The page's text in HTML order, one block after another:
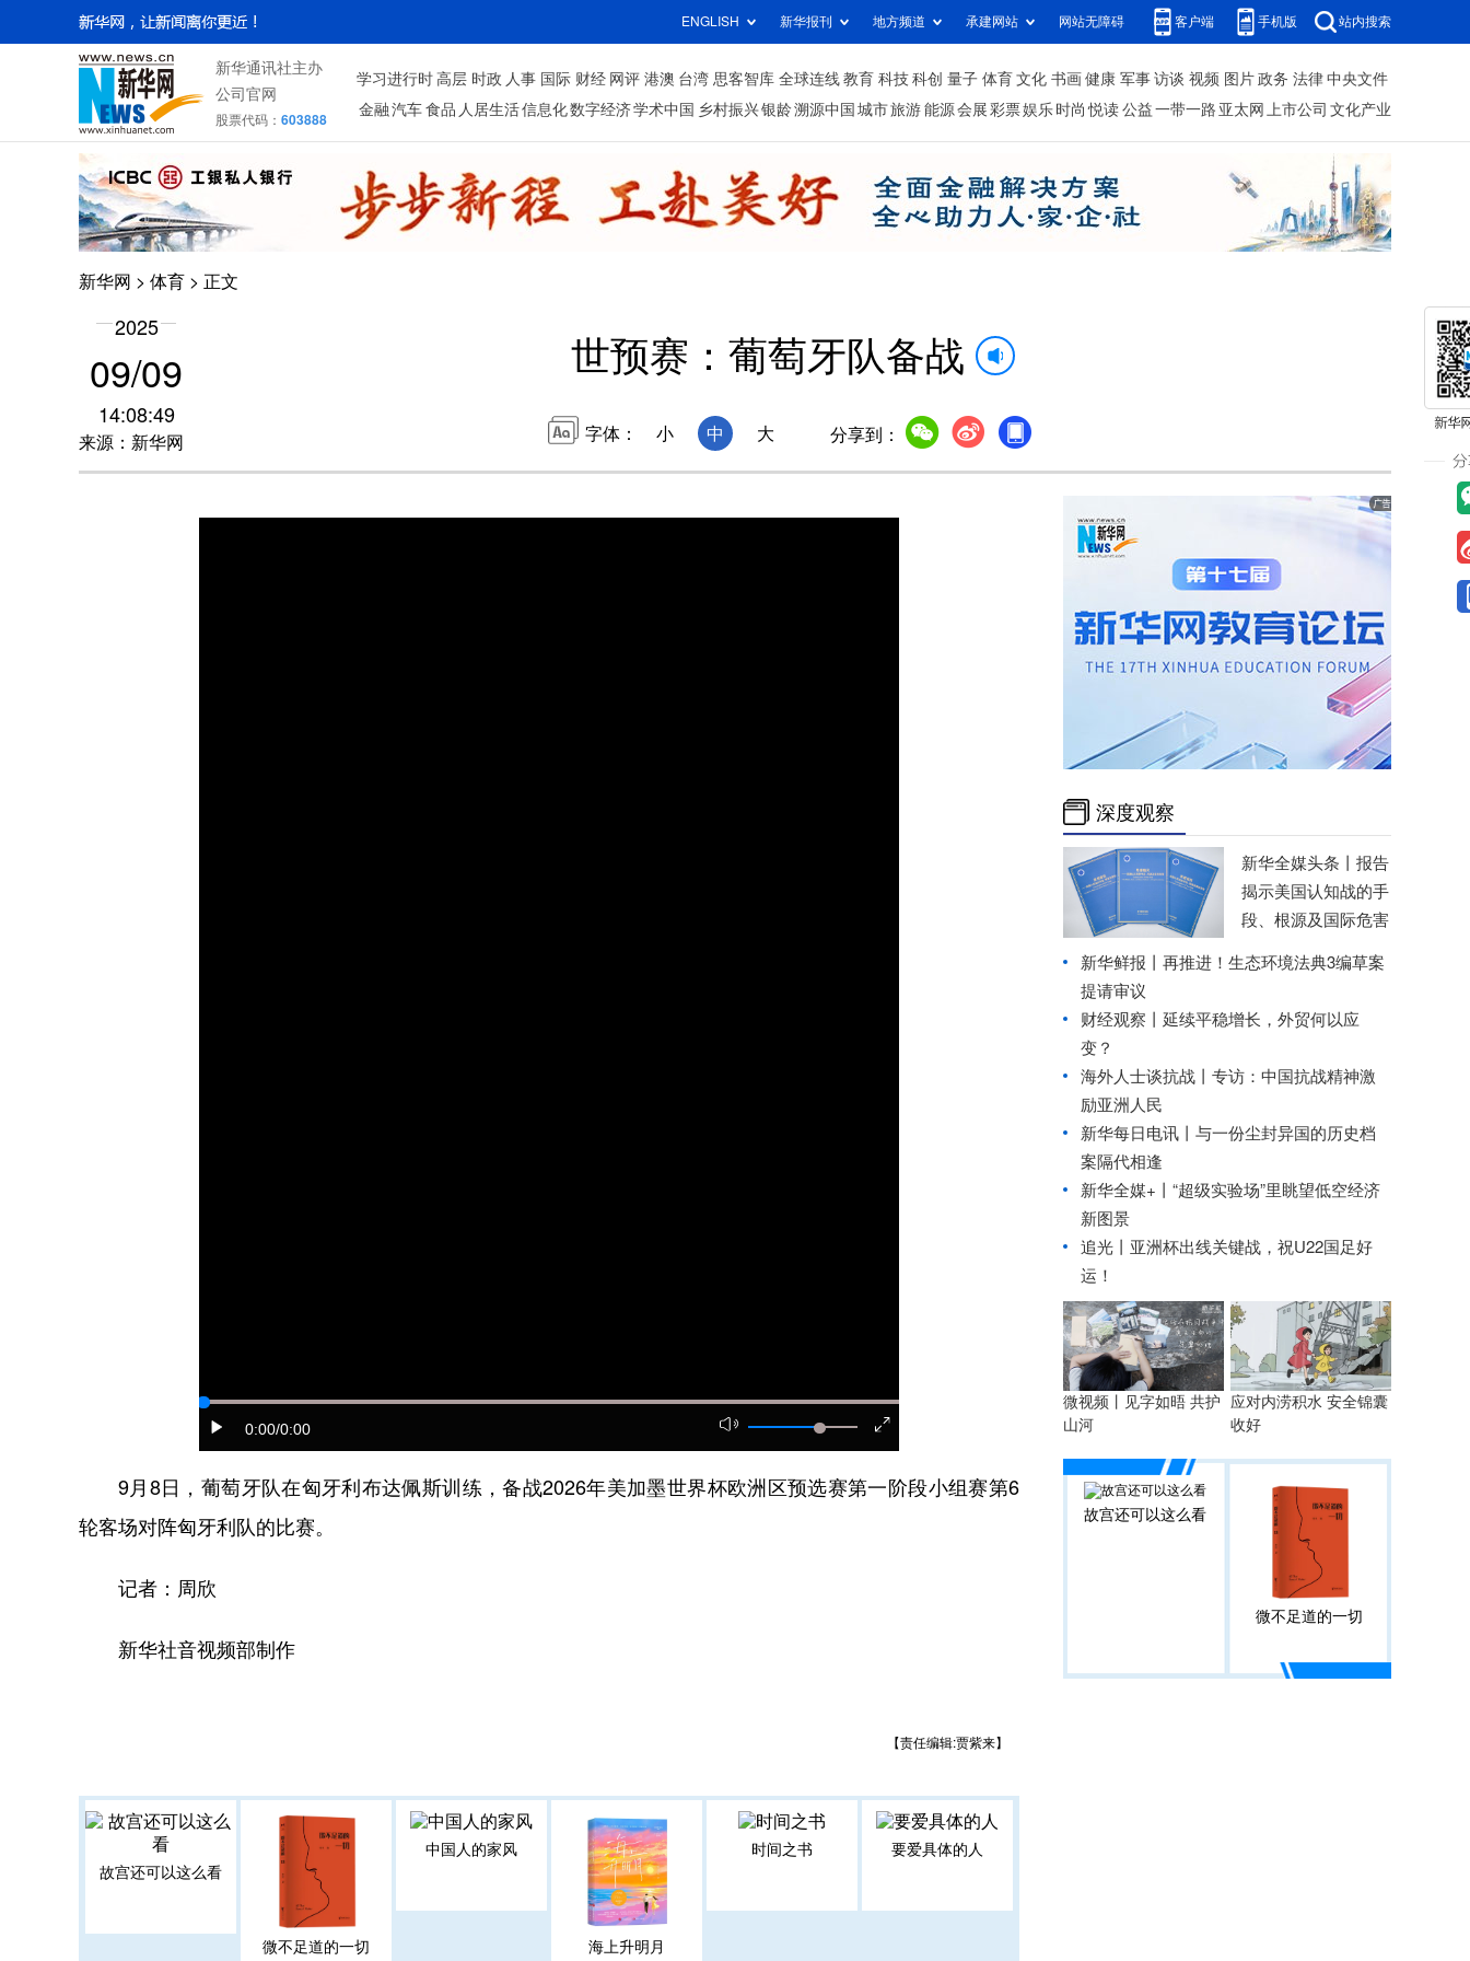
ENGLISH 新华报刊 地方频道 承建网站 网站无障碍 客户端 手机版 站内搜索
新华通讯社主办
公司官网
股票代码： 603888
学习进行时 高层 时政 人事 国际 财经 网评 港澳 台湾 思客智库 全球连线 教育 科技 科创 量子 体育 文化 书画 健康 军事 访谈 视频 图片 政务 法律 中央文件
金融 汽车 食品 人居生活信息化数字经济学术中国 乡村振兴银龄溯源中国 城市旅游 能源 会展 彩票娱乐 时尚 悦读 公益 一带一路 亚太网 上市公司 文化产业
新华网 > 体育 > 正文
2025
09/09
14:08:49
来源：新华网
世预赛：葡萄牙队备战
字体： 小 中 大 分享到：
0:00/0:00
9月8日，葡萄牙队在匈牙利布达佩斯训练，备战2026年美加墨世界杯欧洲区预选赛第一阶段小组赛第6
轮客场对阵匈牙利队的比赛。
记者：周欣
新华社音视频部制作
【责任编辑:贾紫来】
故宫还可以这么看
微不足道的一切
中国人的家风
海上升明月
时间之书 要爱具体的人
深度观察
新华全媒头条丨 报告
揭示美国认知战的手
段、根源及国际危害
新华鲜报丨再推进！生态环境法典3编草案
提请审议
财经观察丨 延续平稳增长，外贸何以应
变？
海外人士谈抗战丨专访：中国抗战精神激
励亚洲人民
新华每日电讯丨 与一份尘封异国的历史档
案隔代相逢
新华全媒+丨 “超级实验场”里眺望低空经济
新图景
追光丨 亚洲杯出线关键战，祝U22国足好
运！
微视频丨见字如晤 共护
山河
应对内涝积水 安全锦囊
收好
故宫还可以这么看
微不足道的一切